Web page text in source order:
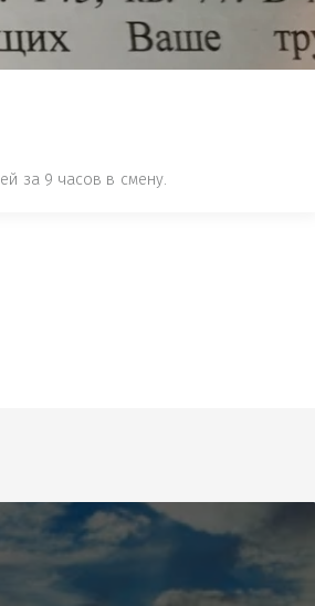
300 рублей за 9 часов в смену.